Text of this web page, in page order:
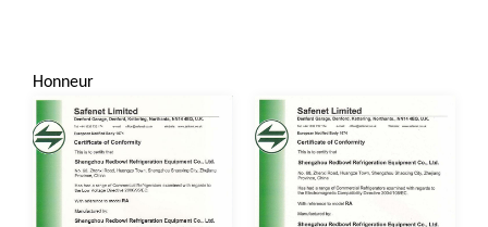
Honneur